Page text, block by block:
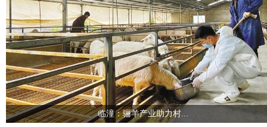
临潼：骊羊产业助力村...